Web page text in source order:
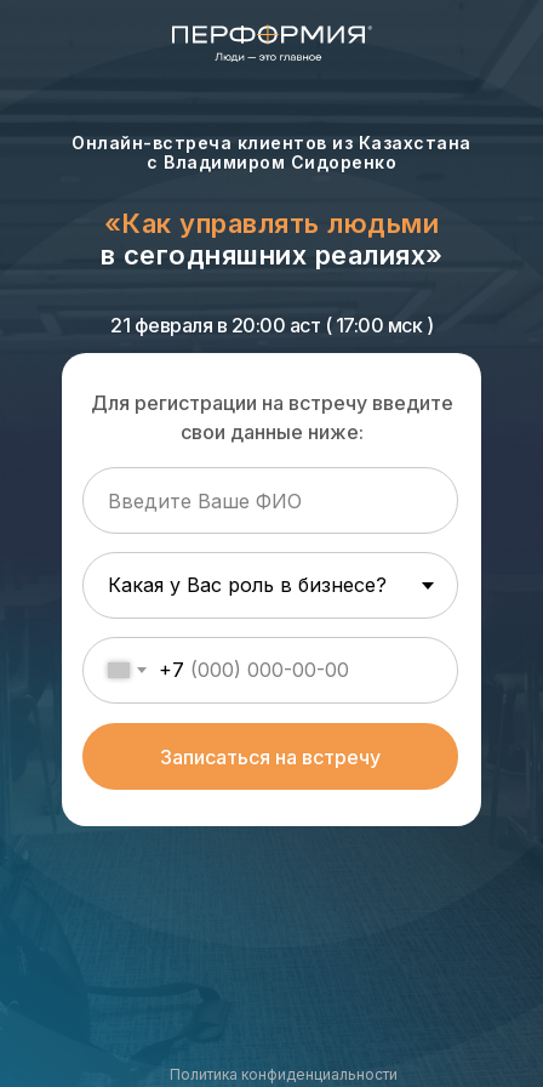
«Как управлять людьми
в сегодняшних реалиях»
Записаться на встречу
Для регистрации на встречу введите
свои данные ниже:
Политика конфиденциальности
21 февраля в 20:00 аст ( 17:00 мск )
Онлайн-встреча клиентов из Казахстана
с Владимиром Сидоренко
+7